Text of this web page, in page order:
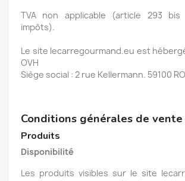
TVA non applicable (article 293
impôts).
Le site lecarregourmand.eu est
OVH
Siège social : 2 rue Kellermann. 59100
Conditions générales de vente
Produits
Disponibilité
Les produits visibles sur le site